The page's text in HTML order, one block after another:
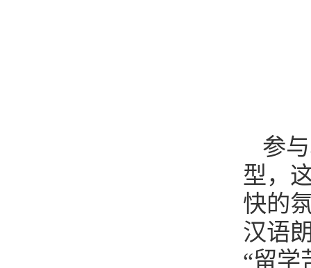
参
型，
快的
汉语
“留学